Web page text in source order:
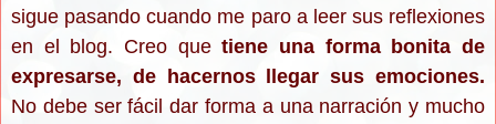
sigue pasando cuando me paro a leer sus reflexiones
en el blog. Creo quetiene una forma bonita de
expresarse, de hacernos llegar sus emociones.
No debe ser fácil dar forma a una narración y mucho